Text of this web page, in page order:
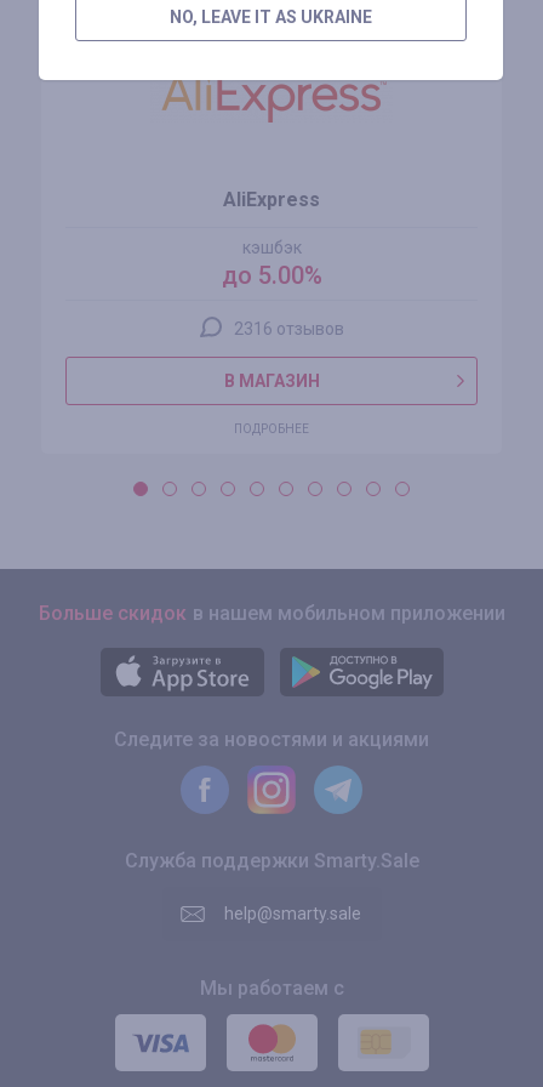
AliExpress
кэшбэк
до 5.00%
2316 отзывов
В МАГАЗИН
ПОДРОБНЕЕ
Больше скидок в нашем мобильном приложении
Следите за новостями и акциями
Служба поддержки Smarty.Sale
help@smarty.sale
Мы работаем с
NO, LEAVE IT AS UKRAINE